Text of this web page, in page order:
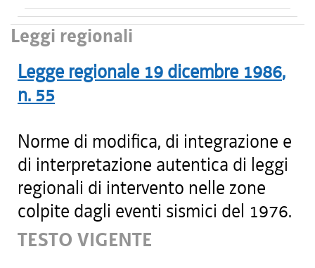
Leggi regionali
Legge regionale 19 dicembre 1986,
n. 55
Norme di modifica, di integrazione e
di interpretazione autentica di leggi
regionali di intervento nelle zone
colpite dagli eventi sismici del 1976.
TESTO VIGENTE